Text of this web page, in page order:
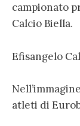
campionato
Calcio Biella.
Efisangelo
atleti di